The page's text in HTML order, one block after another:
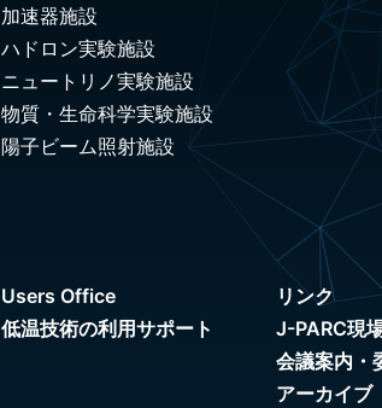
加速器施設
ハドロン実験施設
ニュートリノ実験施設
物質・生命科学実験施設
陽子ビーム照射施設
Users Office
低温技術の利用サポート
リンク
J-PARC現
会議案内・
アーカイブ